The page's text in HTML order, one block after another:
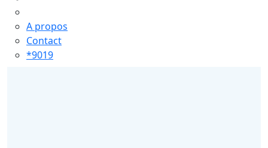
A propos
Contact
*9019